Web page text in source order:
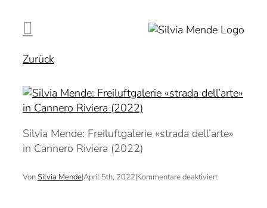
Inhalt
springen
Zurück
Silvia Mende: Freiluftgalerie «strada dell’arte»
in Cannero Riviera (2022)
VonSilvia Mende|April 5th, 2022|Kommentare deaktiviertfür